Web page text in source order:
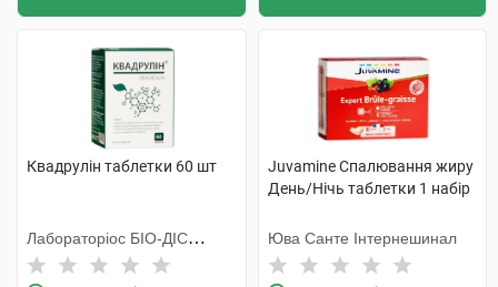
Квадрулін таблетки 60 шт
Лабораторiос БIО-ДIС
Еспанія
Juvamine Спалювання жиру
День/Нічь таблетки 1 набір
Юва Санте Інтернешинал